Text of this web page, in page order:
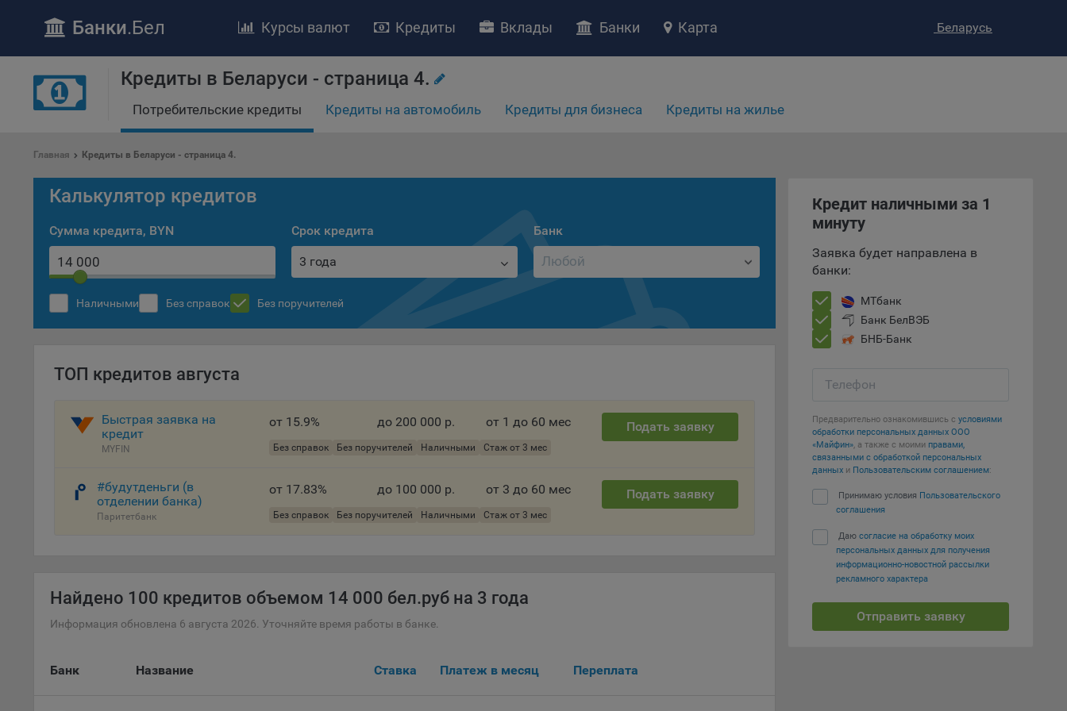
) является одной из принимаемых Обществом мер по защите
персональных данных, предусмотренных статьей 17 Закона Республики
Беларусь от 7 мая 2021 г. № 99-З «О защите персональных данных» (далее –
Политика разъясняет субъектам персональных данных, которые
«bankibel.by», для каких целей и каким образом Общество обрабатывает
указанных в пункте 3 Политики, при их посещении для отражения действий,
совершенных пользователем. Эти файлы позволяют не вводить заново или
выбирать те же параметры при повторном посещении того или иного сайта,
Целями обработки файлов cookie являются:
Общество не использует файлы cookie для идентификации субъектов
(задаются сервером, расположенным вне домена наших сайтов).
Общество обрабатывает обезличенные данные пользователей сайта
пользователей на сайте, улучшения качества сайта и его содержания.
Банки.Бел Беларусь
Курсы валют Кредиты Вклады Банки Карта
Кредиты в Беларуси - страница 4.
Потребительские кредиты Кредиты на автомобиль Кредиты для бизнеса Кредиты на жилье
Главная Кредиты в Беларуси - страница 4.
Калькулятор кредитов
Сумма кредита, BYN Срок кредита
3 года
Банк
Наличными Без справок Без поручителей
ТОП кредитов августа
Быстрая заявка на
кредит
MYFIN
от 15.9% до 200 000 р. от 1 до 60 мес
Без справок Без поручителей Наличными Стаж от 3 мес
Подать заявку
#будутденьги (в
отделении банка)
Паритетбанк
от 17.83% до 100 000 р. от 3 до 60 мес
Без справок Без поручителей Наличными Стаж от 3 мес
Подать заявку
Найдено 100 кредитов объемом 14 000 бел.руб на 3 года
Информация обновлена 6 августа 2026. Уточняйте время работы в банке.
Банк Название Ставка Платеж в месяц Переплата
Кредит наличными за 1
минуту
Заявка будет направлена в
банки:
МТбанк
Банк БелВЭБ
БНБ-Банк
Телефон
Предварительно ознакомившись с условиями
обработки персональных данных ООО
«Майфин», а также с моими правами,
связанными с обработкой персональных
данных и Пользовательским соглашением:
Принимаю условия Пользовательского
соглашения
Даю согласие на обработку моих
персональных данных для получения
информационно-новостной рассылки
рекламного характера
Отправить заявку